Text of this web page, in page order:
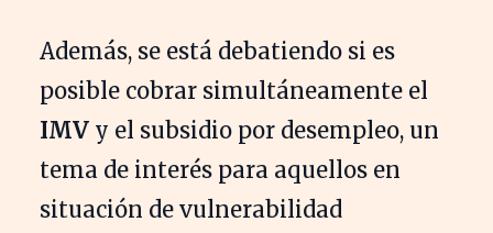
Además, se está debatiendo si es
posible cobrar simultáneamente el
IMV y el subsidio por desempleo, un
tema de interés para aquellos en
situación de vulnerabilidad